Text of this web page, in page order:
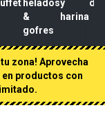
helados
&
gofres
y
harina
de
zona! Aprovecha
productos con